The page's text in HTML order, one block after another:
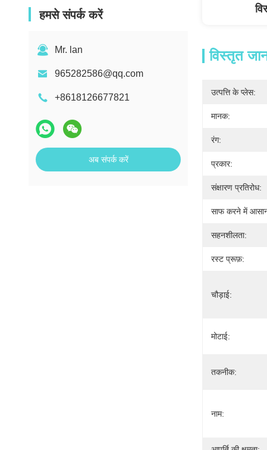
हमसे संपर्क करें
Mr. lan
965282586@qq.com
+8618126677821
अब संपर्क करें
विस्तृत
उत्पत्ति के प्लेस:
मानक:
रंग:
प्रकार:
संक्षारण प्रतिरोध:
साफ करने में
सहनशीलता:
रस्ट प्रूफ़:
चौड़ाई:
मोटाई:
तकनीक:
नाम: